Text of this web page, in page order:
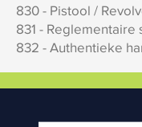
830 - Pistool /
831 - Reglementaire
832 - Authentieke